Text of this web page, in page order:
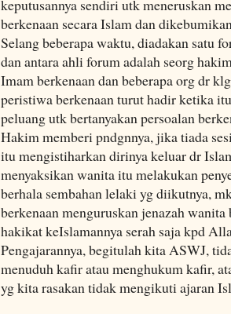
keputusannya sendiri utk meneruskan
berkenaan secara Islam dan
Selang beberapa waktu, diadakan satu
dan antara ahli forum adalah seorg
Imam berkenaan dan beberapa org dr
peristiwa berkenaan turut hadir ketika
peluang utk bertanyakan persoalan
Hakim memberi pndgnnya, jika tiada
itu mengistiharkan dirinya keluar dr
menyaksikan wanita itu melakukan
berhala sembahan lelaki yg diikutnya,
berkenaan menguruskan jenazah
hakikat keIslamannya serah saja kpd
Pengajarannya, begitulah kita ASWJ,
menuduh kafir atau menghukum kafir,
yg kita rasakan tidak mengikuti ajaran